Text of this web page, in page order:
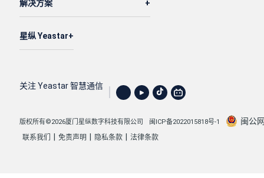
解决方案
星纵 Yeastar
关注 Yeastar 智慧通信
版权所有©2026厦门星纵数字科技有限公司 闽ICP备2022015818号-1 闽公
联系我们 免责声明 隐私条款 法律条款